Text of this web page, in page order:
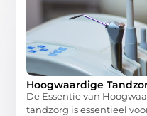
Hoogwaardige
De Essentie van
tandzorg is essentieel